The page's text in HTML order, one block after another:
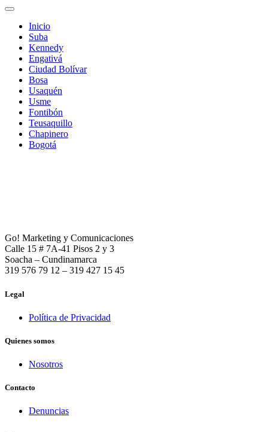
Inicio
Suba
Kennedy
Engativá
Ciudad Bolívar
Bosa
Usaquén
Usme
Fontibón
Teusaquillo
Chapinero
Bogotá
Go! Marketing y Comunicaciones
Calle 15 # 7A-41 Pisos 2 y 3
Soacha – Cundinamarca
319 576 79 12 – 319 427 15 45
Legal
Política de Privacidad
Quienes somos
Nosotros
Contacto
Denuncias